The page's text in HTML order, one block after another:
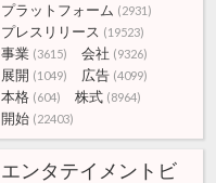
プラットフォーム (2931)
プレスリリース (19523)
事業 (3615) 会社 (9326)
展開 (1049) 広告 (4099)
本格 (604) 株式 (8964)
開始 (22403)
エンタテイメントビ